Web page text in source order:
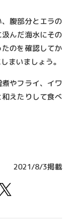
腹部分とエラの
んだ海水にその
のを確認してか
まいましょう。
やフライ、イワ
えたりして食べ
2021/8/3掲載
T